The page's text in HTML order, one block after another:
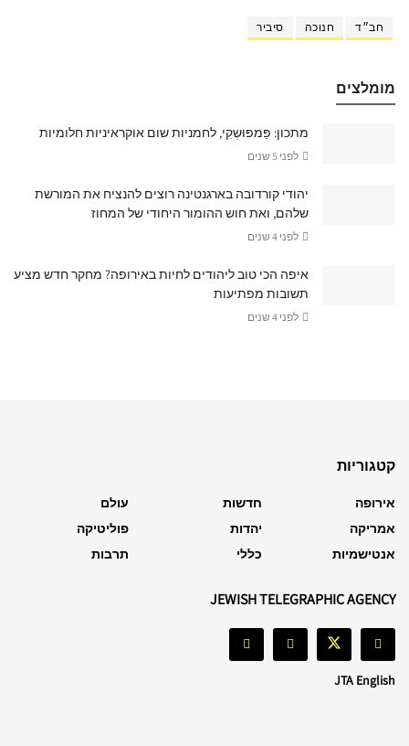
חב״ד חנוכה סיביר
מומלצים
מתכון: פַּמפּוּשְקִי, לחמניות שום אוקראיניות חלומיות
לפני 5 שנים
יהודי קורדובה בארגנטינה רוצים להנציח את המורשת
שלהם, ואת חוש ההומור היחודי של המחוז
לפני 4 שנים
איפה הכי טוב ליהודים לחיות באירופה? מחקר חדש מציע
תשובות מפתיעות
לפני 4 שנים
קטגוריות
אירופה
אמריקה
אנטישמיות
חדשות
יהדות
כללי
עולם
פוליטיקה
תרבות
JEWISH TELEGRAPHIC AGENCY
JTA English